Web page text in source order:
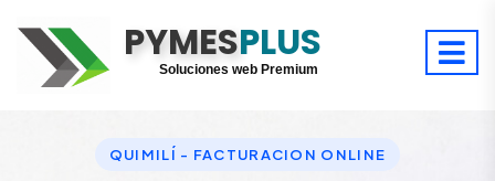
PYMESPLUS
Digitaliza tu éxito
Soluciones web Premium
QUIMILÍ - FACTURACION ONLINE